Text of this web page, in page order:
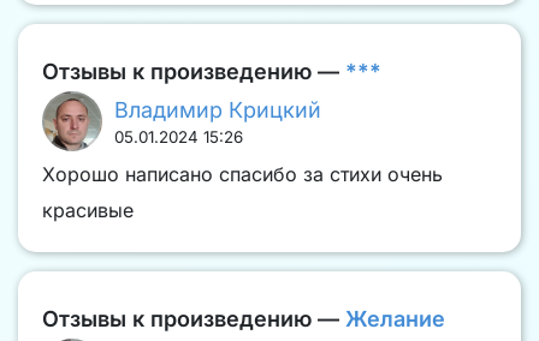
Отзывы к произведению — ***
Владимир Крицкий
05.01.2024 15:26
Хорошо написано спасибо за стихи очень
красивые
Отзывы к произведению — Желание